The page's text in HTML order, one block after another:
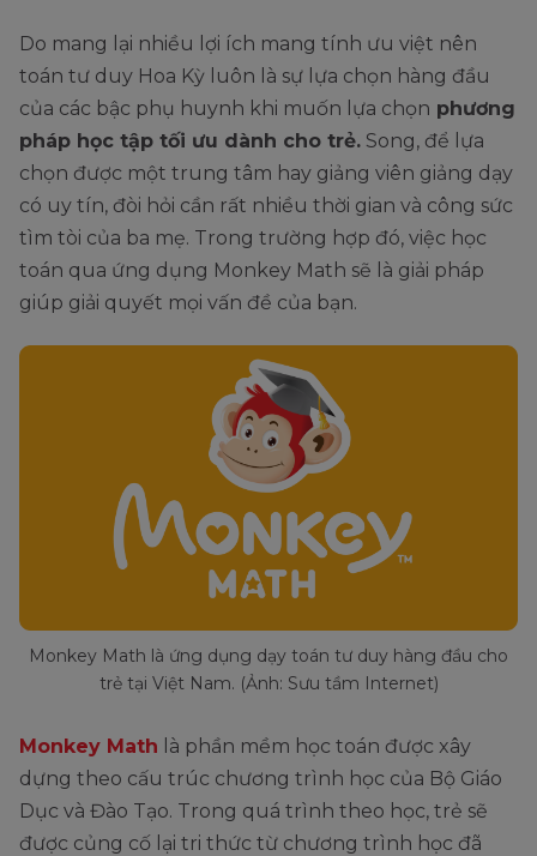
Do mang lại nhiều lợi ích mang tính ưu việt nên
toán tư duy Hoa Kỳ luôn là sự lựa chọn hàng đầu
của các bậc phụ huynh khi muốn lựa chọn phương
pháp học tập tối ưu dành cho trẻ. Song, để lựa
chọn được một trung tâm hay giảng viên giảng dạy
có uy tín, đòi hỏi cần rất nhiều thời gian và công sức
tìm tòi của ba mẹ. Trong trường hợp đó, việc học
toán qua ứng dụng Monkey Math sẽ là giải pháp
giúp giải quyết mọi vấn đề của bạn.
Monkey Math là ứng dụng dạy toán tư duy hàng đầu cho
trẻ tại Việt Nam. (Ảnh: Sưu tầm Internet)
Monkey Math là phần mềm học toán được xây
dựng theo cấu trúc chương trình học của Bộ Giáo
Dục và Đào Tạo. Trong quá trình theo học, trẻ sẽ
được củng cố lại tri thức từ chương trình học đã